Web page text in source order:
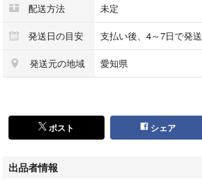
配送方法 未定
発送日の目安 支払い後、4～7日で発送
発送元の地域 愛知県
ポスト シェア
出品者情報